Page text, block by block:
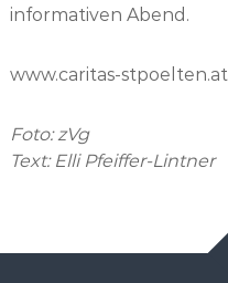
informativen Abend.
www.caritas-stpoelten.at
Foto: zVg
Text: Elli Pfeiffer-Lintner